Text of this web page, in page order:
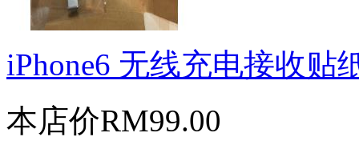
iPhone6 无线充电接收贴
本店价RM99.00